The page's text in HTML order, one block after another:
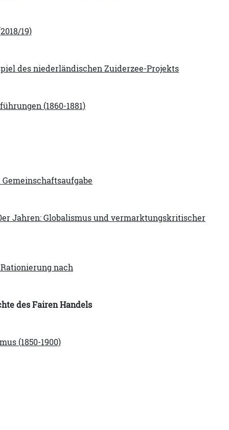
19)
des niederländischen Zuiderzee-Projekts
(1860-1881)
Jahren: Globalismus und vermarktungskritischer
nach
des Fairen Handels
(1850-1900)